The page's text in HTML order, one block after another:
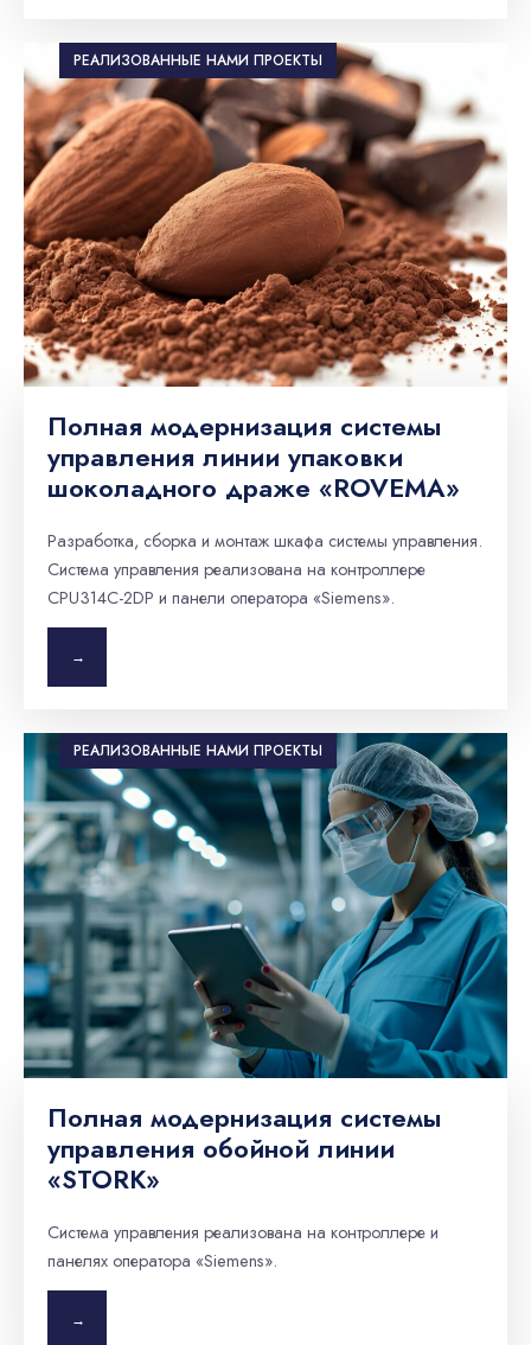
РЕАЛИЗОВАННЫЕ НАМИ ПРОЕКТЫ
Полная модернизация системы
управления линии упаковки
шоколадного драже «ROVEMA»
Разработка, сборка и монтаж шкафа системы управления.
Система управления реализована на контроллере
CPU314C-2DP и панели оператора «Siemens».
→
РЕАЛИЗОВАННЫЕ НАМИ ПРОЕКТЫ
Полная модернизация системы
управления обойной линии
«STORK»
Система управления реализована на контроллере и
панелях оператора «Siemens».
→